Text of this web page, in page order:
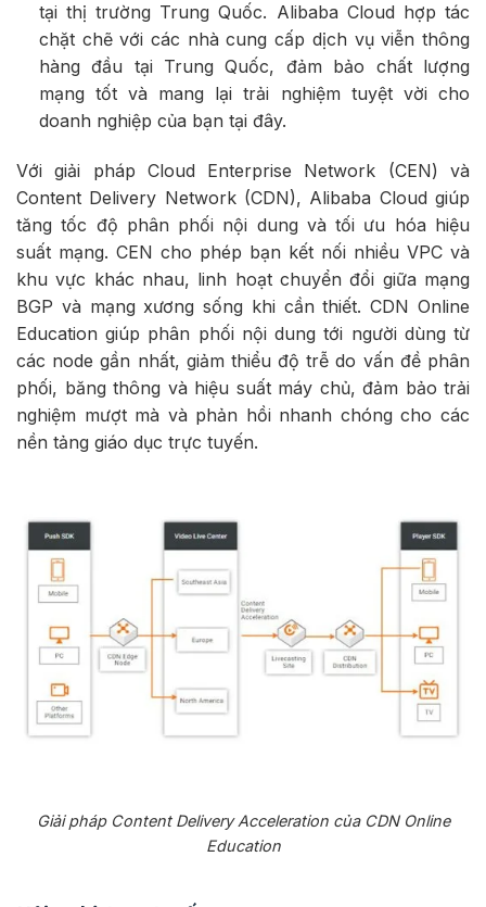
tại thị trường Trung Quốc. Alibaba Cloud hợp tác
chặt chẽ với các nhà cung cấp dịch vụ viễn thông
hàng đầu tại Trung Quốc, đảm bảo chất lượng
mạng tốt và mang lại trải nghiệm tuyệt vời cho
doanh nghiệp của bạn tại đây.
Với giải pháp Cloud Enterprise Network (CEN) và
Content Delivery Network (CDN), Alibaba Cloud giúp
tăng tốc độ phân phối nội dung và tối ưu hóa hiệu
suất mạng. CEN cho phép bạn kết nối nhiều VPC và
khu vực khác nhau, linh hoạt chuyển đổi giữa mạng
BGP và mạng xương sống khi cần thiết. CDN Online
Education giúp phân phối nội dung tới người dùng từ
các node gần nhất, giảm thiểu độ trễ do vấn đề phân
phối, băng thông và hiệu suất máy chủ, đảm bảo trải
nghiệm mượt mà và phản hồi nhanh chóng cho các
nền tảng giáo dục trực tuyến.
Giải pháp Content Delivery Acceleration của CDN Online
Education